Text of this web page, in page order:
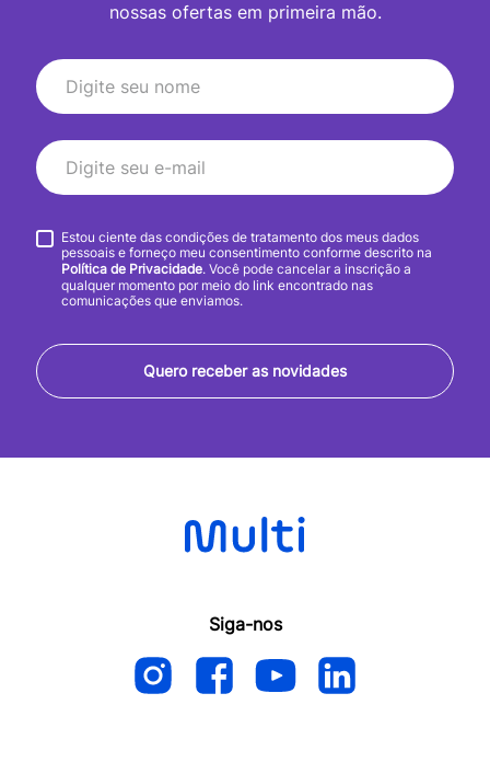
nossas ofertas em primeira mão.
Quero receber as novidades
Estou ciente das condições de tratamento dos meus dados
pessoais e forneço meu consentimento conforme descrito na
Política de Privacidade. Você pode cancelar a inscrição a
qualquer momento por meio do link encontrado nas
comunicações que enviamos.
Siga-nos